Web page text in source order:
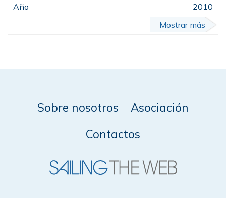
2010
Mostrar más
Sobre nosotros
Asociación
Contactos